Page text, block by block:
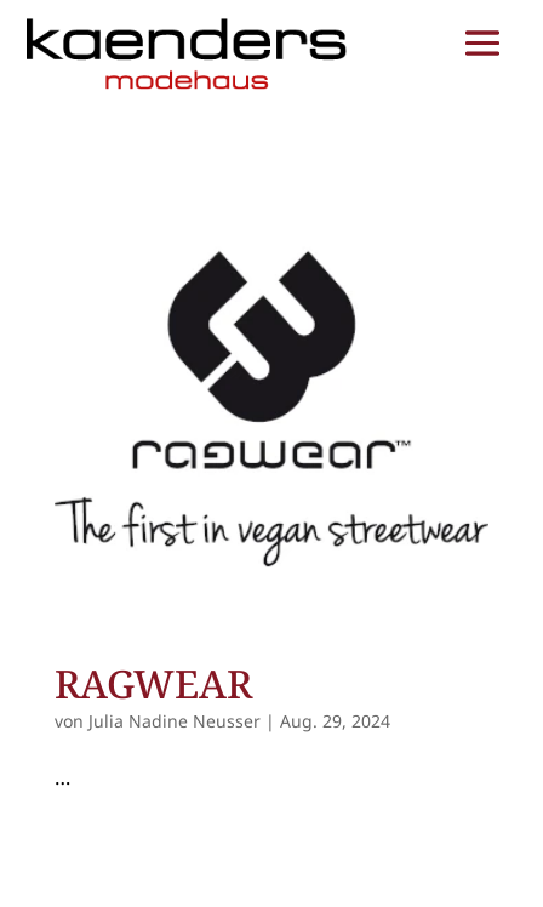
RAGWEAR
von Julia Nadine Neusser| Aug. 29, 2024
…